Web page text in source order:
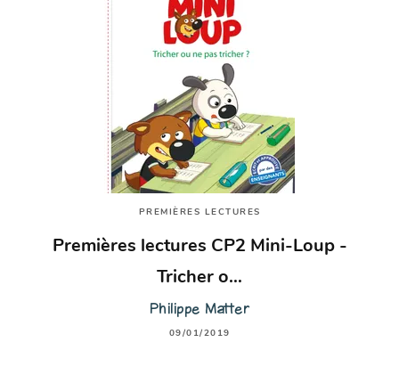
PREMIÈRES LECTURES
Premières lectures CP2 Mini-Loup -
Tricher o…
Philippe Matter
09/01/2019